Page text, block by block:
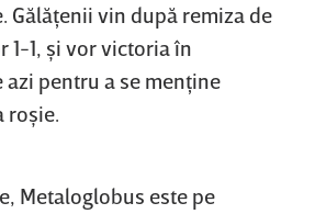
Gălăţenii vin după remiza de
1-1, şi vor victoria în
pentru a se menţine
roşie.
Metaloglobus este pe